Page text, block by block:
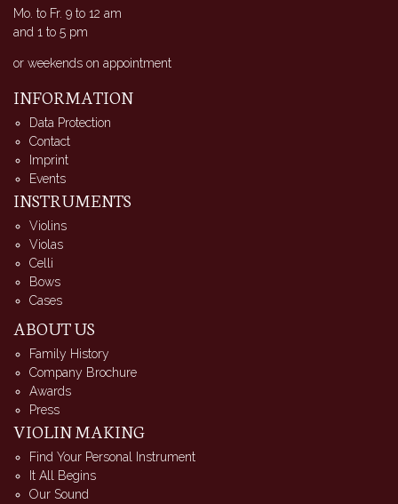
Mo. to Fr. 9 to 12 am
and 1 to 5 pm
or weekends on appointment
INFORMATION
Data Protection
Contact
Imprint
Events
INSTRUMENTS
Violins
Violas
Celli
Bows
Cases
ABOUT US
Family History
Company Brochure
Awards
Press
VIOLIN MAKING
Find Your Personal Instrument
It All Begins
Our Sound